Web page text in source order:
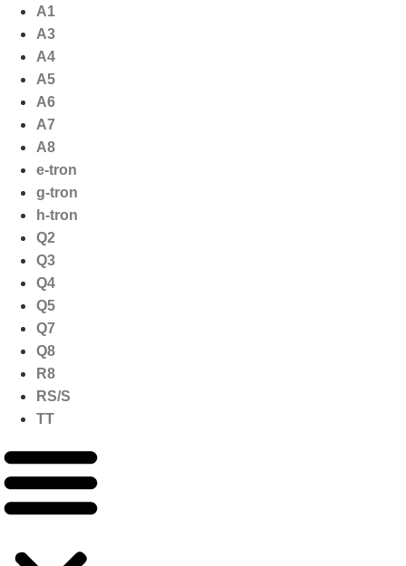
naar
inhoud
A1
A3
A4
A5
A6
A7
A8
e-tron
g-tron
h-tron
Q2
Q3
Q4
Q5
Q7
Q8
R8
RS/S
TT